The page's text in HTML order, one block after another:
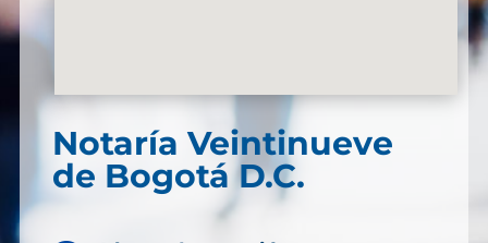
Notaría Veintinueve
de Bogotá D.C.